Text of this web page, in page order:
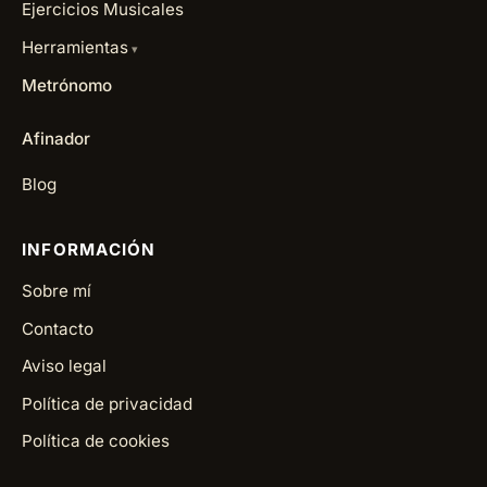
Ejercicios Musicales
Herramientas
Metrónomo
Afinador
Blog
INFORMACIÓN
Sobre mí
Contacto
Aviso legal
Política de privacidad
Política de cookies